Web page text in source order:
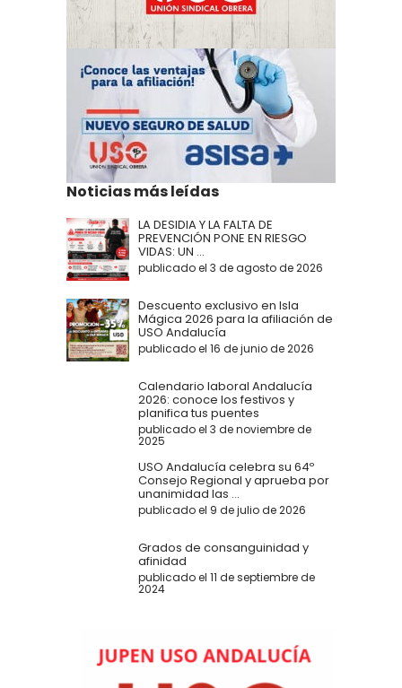
Noticias más leídas
LA DESIDIA Y LA FALTA DE
PREVENCIÓN PONE EN RIESGO
VIDAS: UN ...
publicado el 3 de agosto de 2026
Descuento exclusivo en Isla
Mágica 2026 para la afiliación de
USO Andalucía
publicado el 16 de junio de 2026
Calendario laboral Andalucía
2026: conoce los festivos y
planifica tus puentes
publicado el 3 de noviembre de
2025
USO Andalucía celebra su 64º
Consejo Regional y aprueba por
unanimidad las ...
publicado el 9 de julio de 2026
Grados de consanguinidad y
afinidad
publicado el 11 de septiembre de
2024